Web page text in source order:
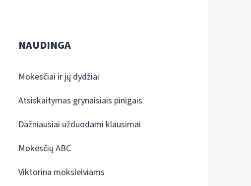
NAUDINGA
Mokesčiai ir jų dydžiai
Atsiskaitymas grynaisiais pinigais
Dažniausiai užduodami klausimai
Mokesčių ABC
Viktorina moksleiviams